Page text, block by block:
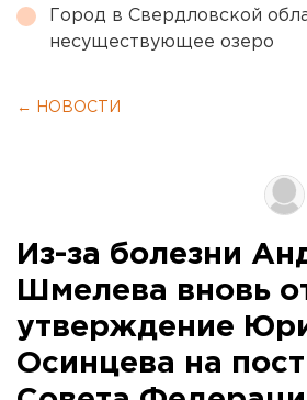
Город в Свердловской
несуществующее озеро
← НОВОСТИ
Из-за болезни
Шмелева вновь
утверждение
Осинцева на